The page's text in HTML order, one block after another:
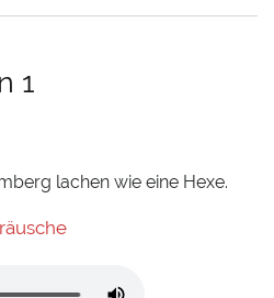
1
lachen wie eine Hexe.